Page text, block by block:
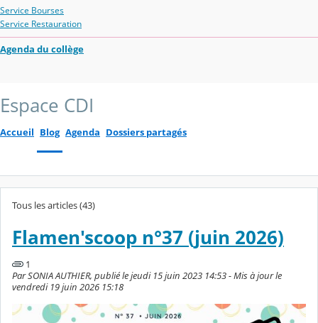
Service Bourses
Service Restauration
Agenda du collège
Espace CDI
Accueil Blog Agenda Dossiers partagés
Tous les articles (43)
Flamen'scoop n°37 (juin 2026)
1
Par SONIA AUTHIER, publié le jeudi 15 juin 2023 14:53 - Mis à jour le
vendredi 19 juin 2026 15:18